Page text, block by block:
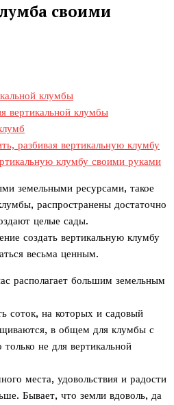
своими
клумбы
вертикальной клумбы
разбивая вертикальную клумбу
клумбу своими руками
земельными ресурсами, такое
распространены достаточно
целые сады.
создать вертикальную клумбу
весьма ценным.
располагает большим земельным
соток, на которых и садовый
в общем для клумбы с
не для вертикальной
места, удовольствия и радости
Бывает, что земли вдоволь, да